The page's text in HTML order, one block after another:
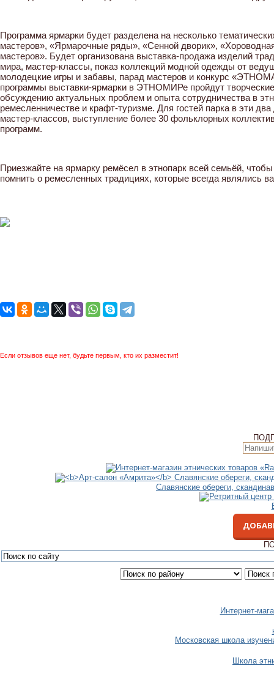
Программа ярмарки будет разделена на несколько
мастеров», «Ярмарочные ряды», «Сенной дворик»,
мастеров». Будет организована выставка-продажа изделий
мира, мастер-классы, показ коллекций модной одежды от
молодецкие игры и забавы, парад мастеров и конкурс
программы выставки-ярмарки в ЭТНОМИРе пройдут
обсуждению актуальных проблем и опыта сотрудничества в
ремесленничестве и крафт-туризме. Для гостей парка в эти
мастер-классов, выступление более 30 фольклорных
программ.
Приезжайте на ярмарку ремёсел в этнопарк всей семьёй,
помнить о ремесленных традициях, которые всегда являлись
Если отзывов еще нет, будьте первым, кто их разместит!
Славянские обереги,
Интернет-
Московская школа
Школа